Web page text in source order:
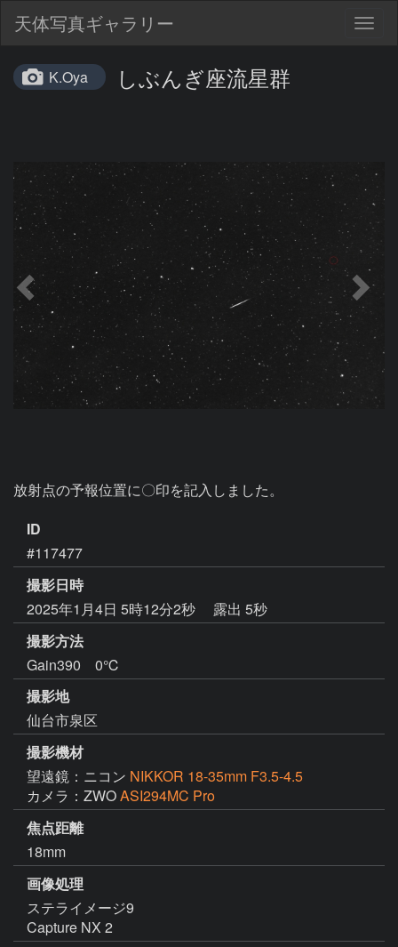
天体写真ギャラリー
K.Oya しぶんぎ座流星群
放射点の予報位置に〇印を記入しました。
ID
#117477
撮影日時
2025年1月4日 5時12分2秒
露出 5秒
撮影方法
Gain390 0℃
撮影地
仙台市泉区
撮影機材
望遠鏡：ニコン NIKKOR 18-35mm F3.5-4.5
カメラ：ZWOASI294MC Pro
焦点距離
18mm
画像処理
ステライメージ9
Capture NX 2